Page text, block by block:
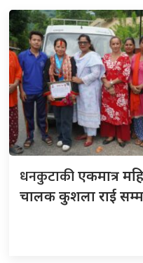
धनकुटाकीएकमात्र
चालक कुशला राई